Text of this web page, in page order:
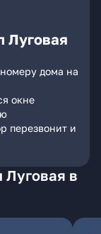
Луговая
дома на
окне
перезвонит и
Луговая в